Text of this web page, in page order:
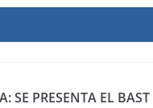
SE PRESENTA EL BAST